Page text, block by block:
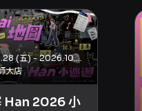
2026.08.28 (五) - 2026.10.03 (六)
大店
Han 2026 小